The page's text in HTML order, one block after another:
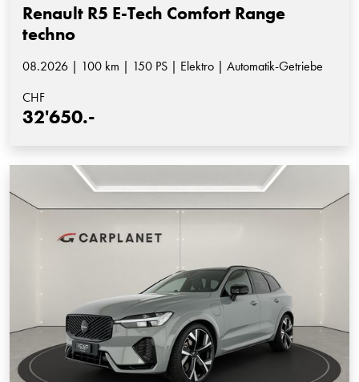
Renault R5 E-Tech Comfort Range
techno
08.2026 | 100 km | 150 PS | Elektro | Automatik-Getriebe
CHF
32'650.-